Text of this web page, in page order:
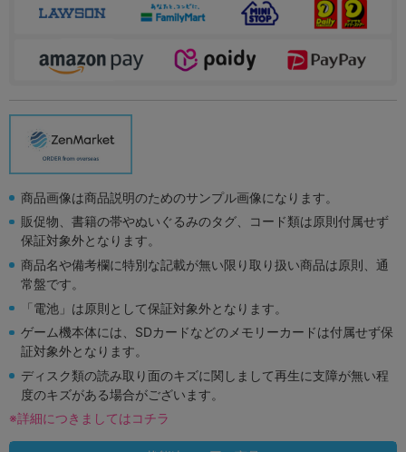
商品画像は商品説明のためのサンプル画像になります。
販促物、書籍の帯やぬいぐるみのタグ、コード類は原則付属せず
保証対象外となります。
商品名や備考欄に特別な記載が無い限り取り扱い商品は原則、通
常盤です。
「電池」は原則として保証対象外となります。
ゲーム機本体には、SDカードなどのメモリーカードは付属せず保
証対象外となります。
ディスク類の読み取り面のキズに関しまして再生に支障が無い程
度のキズがある場合がございます。
※詳細につきましてはコチラ